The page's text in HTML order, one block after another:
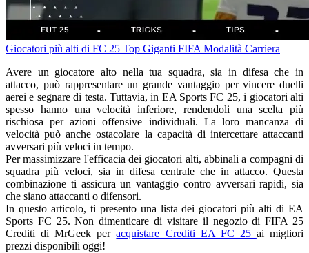
Giocatori più alti di FC 25 Top Giganti FIFA Modalità Carriera
Avere un giocatore alto nella tua squadra, sia in difesa che in
attacco, può rappresentare un grande vantaggio per vincere duelli
aerei e segnare di testa. Tuttavia, in EA Sports FC 25, i giocatori alti
spesso hanno una velocità inferiore, rendendoli una scelta più
rischiosa per azioni offensive individuali. La loro mancanza di
velocità può anche ostacolare la capacità di intercettare attaccanti
avversari più veloci in tempo.
Per massimizzare l'efficacia dei giocatori alti, abbinali a compagni di
squadra più veloci, sia in difesa centrale che in attacco. Questa
combinazione ti assicura un vantaggio contro avversari rapidi, sia
che siano attaccanti o difensori.
In questo articolo, ti presento una lista dei giocatori più alti di EA
Sports FC 25. Non dimenticare di visitare il negozio di FIFA 25
Crediti di MrGeek peracquistare Crediti EA FC 25 ai migliori
prezzi disponibili oggi!